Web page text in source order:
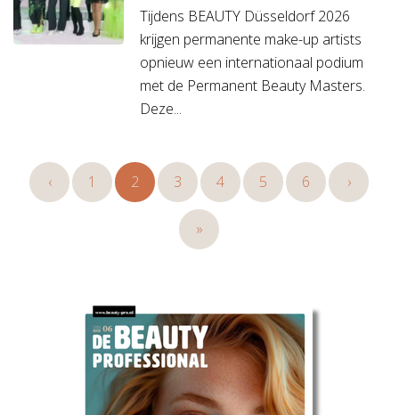
Tijdens BEAUTY Düsseldorf 2026
krijgen permanente make-up artists
opnieuw een internationaal podium
met de Permanent Beauty Masters.
Deze...
‹ 1 2 3 4 5 6 ›
»